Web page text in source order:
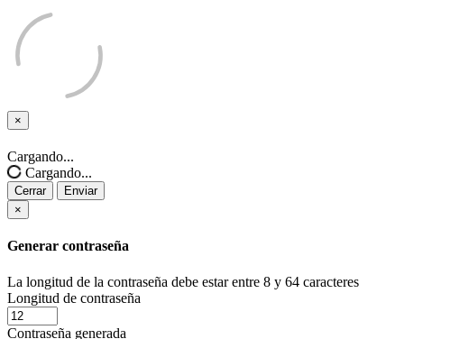
×
Cerrar
Cargando...
Cargando...
Cerrar
Enviar
×
Generar contraseña
La longitud de la contraseña debe estar entre 8 y 64 caracteres
Longitud de contraseña
Contraseña generada